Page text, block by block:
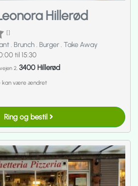
Hillerød
[]
. Brunch . Burger. Take Away
til 15:30
2, 3400 Hillerød
kan være ændret
Ring og bestil